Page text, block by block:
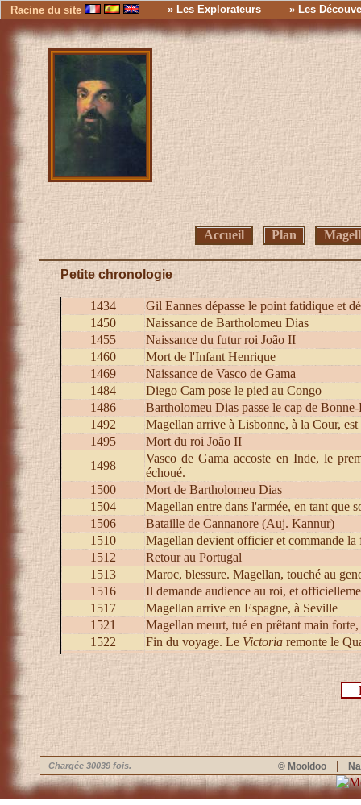
Racine du site » Les Explorateurs » Les
Accueil Plan
Petite chronologie
1434
Gil Eannes dépasse le point fatidique et
1450
Naissance de Bartholomeu Dias
1455
Naissance du futur roi João II
1460
Mort de l'Infant Henrique
1469
Naissance de Vasco de Gama
1484
Diego Cam pose le pied au Congo
1486
Bartholomeu Dias passe le cap de
1492
Magellan arrive à Lisbonne, à la Cour, est
1495
Mort du roi João II
1498
Vasco de Gama accoste en Inde, le
échoué.
1500
Mort de Bartholomeu Dias
1504
Magellan entre dans l'armée, en tant que
1506
Bataille de Cannanore (Auj. Kannur)
1510
Magellan devient officier et commande
1512
Retour au Portugal
1513
Maroc, blessure. Magellan, touché au
1516
Il demande audience au roi, et
1517
Magellan arrive en Espagne, à Seville
1521
Magellan meurt, tué en prêtant main
1522
Fin du voyage. Le Victoria remonte le
Chargée 30039 fois. © Mooldoo |